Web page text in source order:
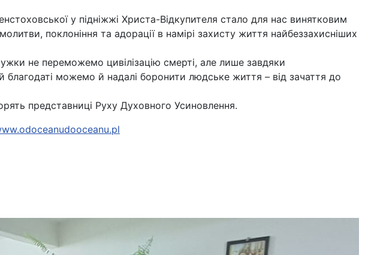
у підніжжі Христа-Відкупителя стало для нас винятковим
поклоніння та адорації в намірі захисту життя найбеззахисніших
не переможемо цивілізацію смерті, але лише завдяки
благодаті можемо й надалі боронити людське життя – від зачаття до
представниці Руху Духовного Усиновлення.